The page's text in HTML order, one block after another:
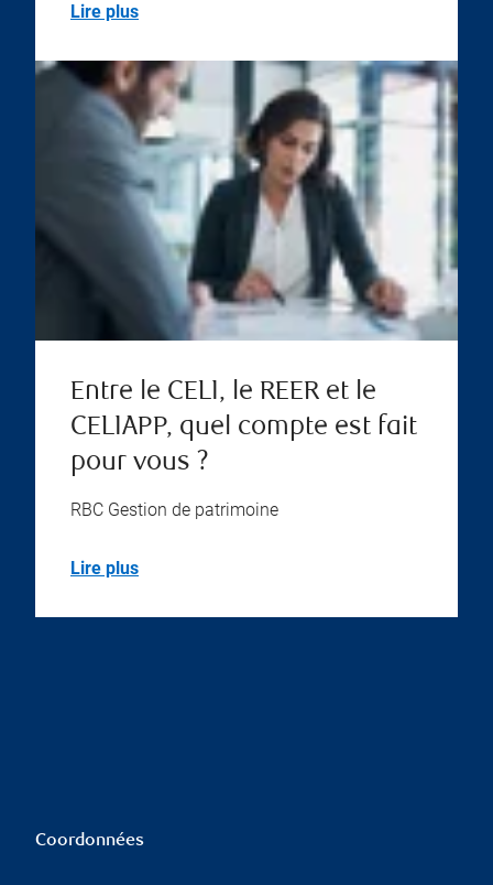
Lire plus
Entre le CELI, le REER et le
CELIAPP, quel compte est fait
pour vous ?
RBC Gestion de patrimoine
Lire plus
Coordonnées